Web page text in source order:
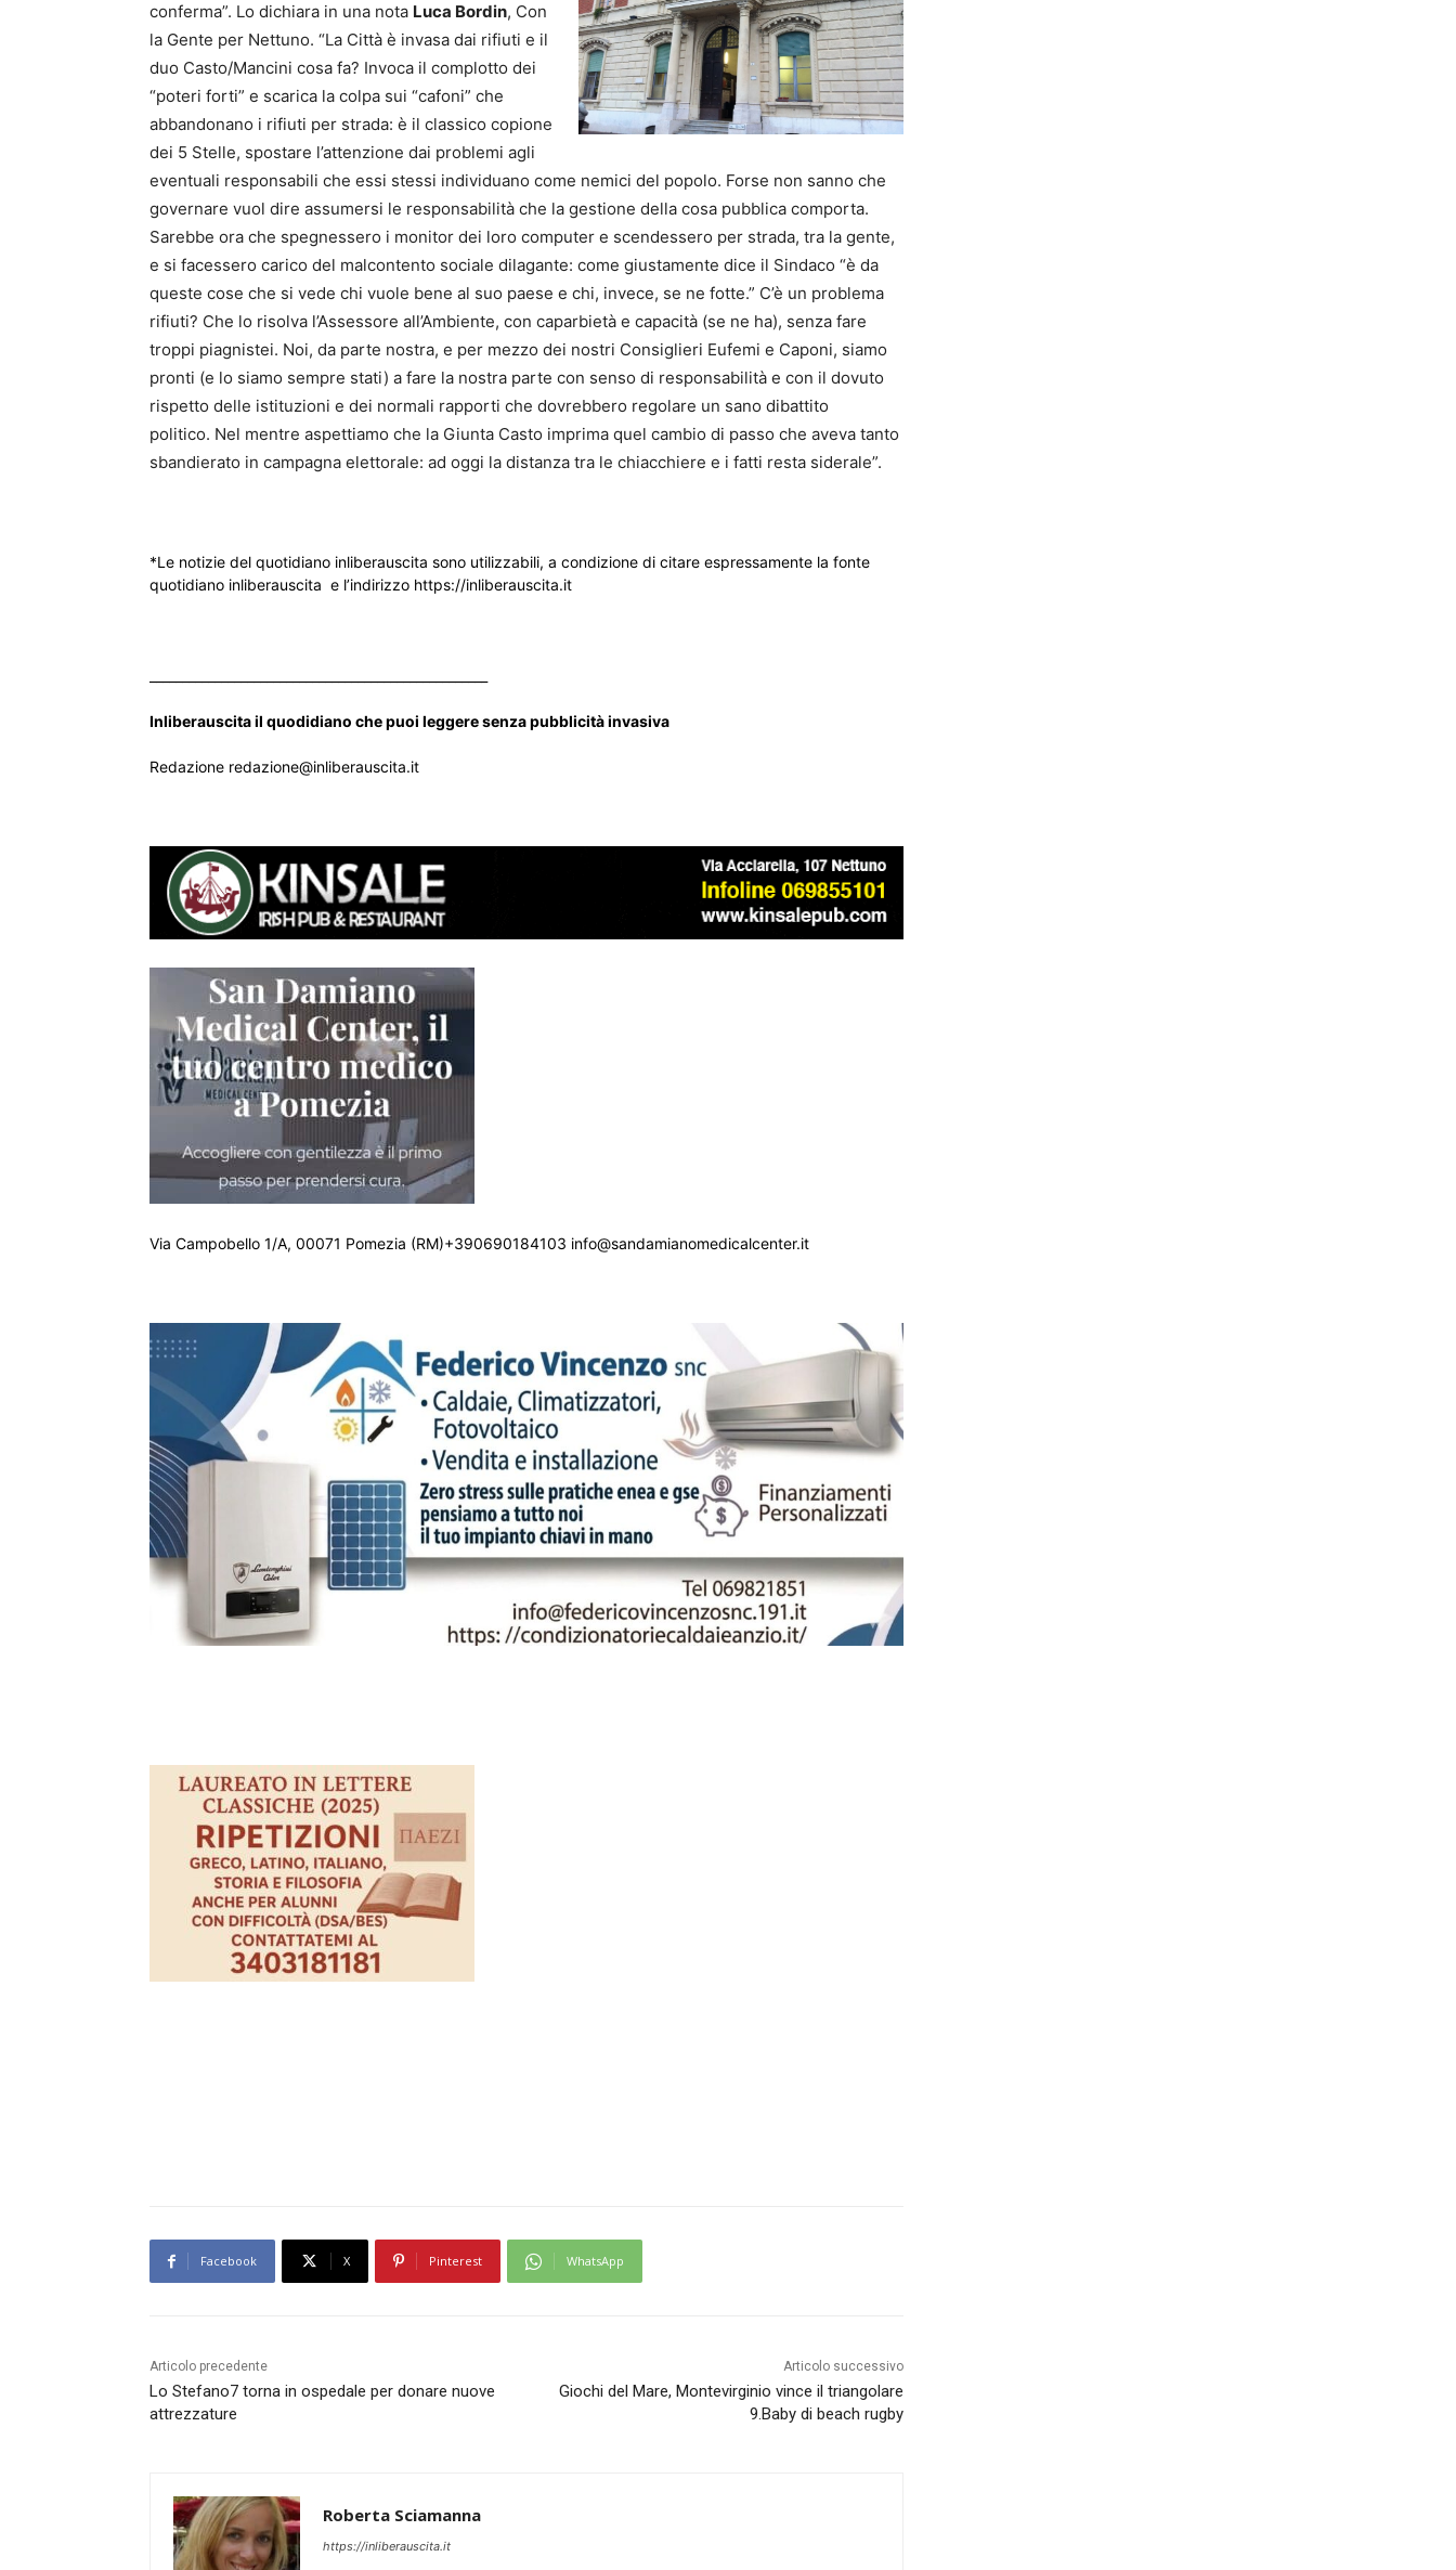
conferma”. Lo dichiara in una nota Luca Bordin, Con
la Gente per Nettuno. “La Città è invasa dai rifiuti e il
duo Casto/Mancini cosa fa? Invoca il complotto dei
“poteri forti” e scarica la colpa sui “cafoni” che
abbandonano i rifiuti per strada: è il classico copione
dei 5 Stelle, spostare l’attenzione dai problemi agli
eventuali responsabili che essi stessi individuano come nemici del popolo. Forse non sanno che
governare vuol dire assumersi le responsabilità che la gestione della cosa pubblica comporta.
Sarebbe ora che spegnessero i monitor dei loro computer e scendessero per strada, tra la gente,
e si facessero carico del malcontento sociale dilagante: come giustamente dice il Sindaco “è da
queste cose che si vede chi vuole bene al suo paese e chi, invece, se ne fotte.” C’è un problema
rifiuti? Che lo risolva l’Assessore all’Ambiente, con caparbietà e capacità (se ne ha), senza fare
troppi piagnistei. Noi, da parte nostra, e per mezzo dei nostri Consiglieri Eufemi e Caponi, siamo
pronti (e lo siamo sempre stati) a fare la nostra parte con senso di responsabilità e con il dovuto
rispetto delle istituzioni e dei normali rapporti che dovrebbero regolare un sano dibattito
politico. Nel mentre aspettiamo che la Giunta Casto imprima quel cambio di passo che aveva tanto
sbandierato in campagna elettorale: ad oggi la distanza tra le chiacchiere e i fatti resta siderale”.
*Le notizie del quotidiano inliberauscita sono utilizzabili, a condizione di citare espressamente la fonte
quotidiano inliberauscita e l’indirizzo https://inliberauscita.it
Inliberauscita il quodidiano che puoi leggere senza pubblicità invasiva
Redazione redazione@inliberauscita.it
Via Campobello 1/A, 00071 Pomezia (RM)+390690184103 info@sandamianomedicalcenter.it
Facebook X Pinterest WhatsApp
Articolo precedente
Lo Stefano7 torna in ospedale per donare nuove
attrezzature
Articolo successivo
Giochi del Mare, Montevirginio vince il triangolare
9.Baby di beach rugby
Roberta Sciamanna
https://inliberauscita.it